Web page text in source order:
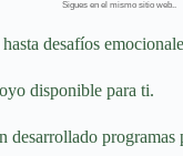
Sigues en el mismo sitio web..
desafíos
disponible para ti.